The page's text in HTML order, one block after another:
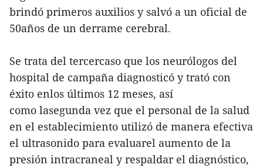
brindó primeros auxilios y salvó a un oficial de
50años de un derrame cerebral.
Se trata del tercercaso que los neurólogos del
hospital de campaña diagnosticó y trató con
éxito enlos últimos 12 meses, así
como lasegunda vez que el personal de la salud
en el establecimiento utilizó de manera efectiva
el ultrasonido para evaluarel aumento de la
presión intracraneal y respaldar el diagnóstico,